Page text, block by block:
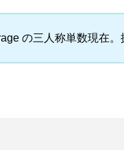
の三人称単数現在。